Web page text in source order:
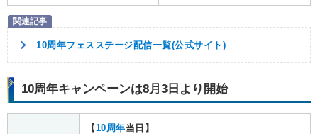
10周年フェスステージ配信一覧(公式サイト)
10周年キャンペーンは8月3日より開始
【10周年当日】